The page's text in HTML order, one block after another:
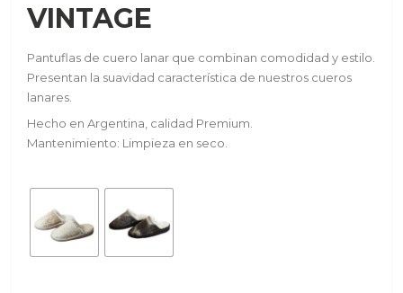
VINTAGE
Pantuflas de cuero lanar que combinan comodidad y estilo.
Presentan la suavidad característica de nuestros cueros
lanares.
Hecho en Argentina, calidad Premium.
Mantenimiento: Limpieza en seco.